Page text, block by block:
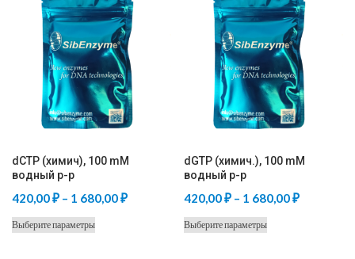
680,00 ₽
вариаций.
Опции
можно
выбрать
на
странице
товара.
dCTP (химич), 100 mM
водный р-р
420,00₽ – 1 680,00₽Диапазон
Выберите параметрыЭтот
dGTP (химич.), 100 mM
водный р-р
420,00₽ – 1 680,00₽Диапазон
Выберите параметрыЭтот